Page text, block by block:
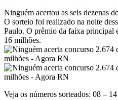
Ninguém acertou as seis dezenas
O sorteio foi realizado na noite
Paulo. O prêmio da faixa principal
16 milhões.
Veja os números sorteados: 08 –